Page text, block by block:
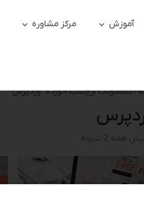
آموزش مرکز مشاوره
/ محصولات برچسب خورده “وردپرس”